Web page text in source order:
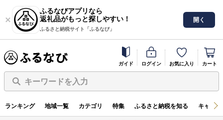
ふるなびアプリなら
返礼品がもっと探しやすい！
ふるさと納税サイト「ふるなび」
開く
ガイド ログイン お気に入り カート
キーワードを入力
ランキング 地域一覧 カテゴリ 特集 ふるさと納税を知る キャン